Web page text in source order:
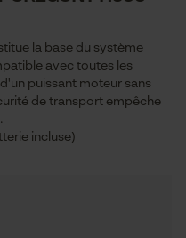
la base du système
avec toutes les
puissant moteur sans
de transport empêche
incluse)